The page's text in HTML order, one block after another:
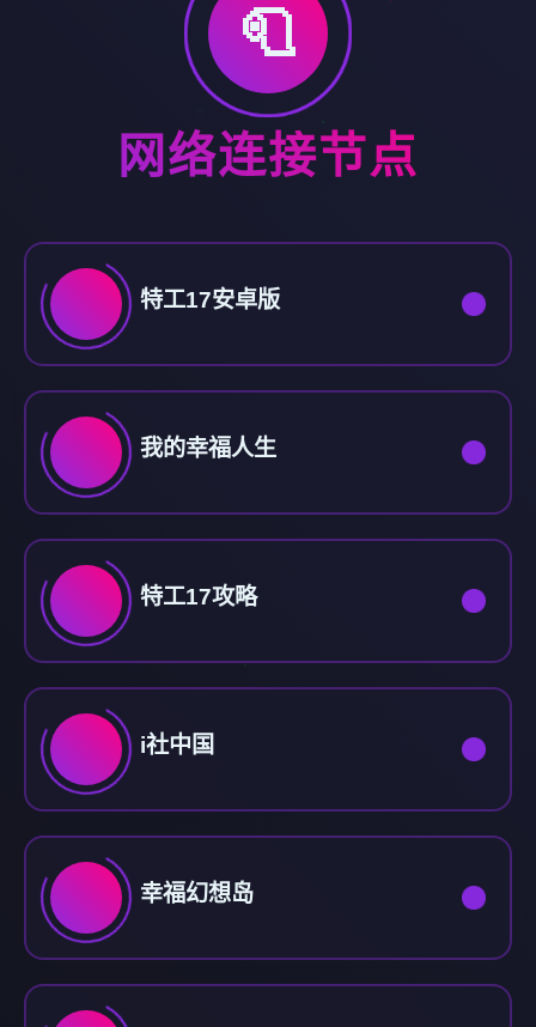
🧻
网络连接节点
特工17安卓版
我的幸福人生
特工17攻略
i社中国
幸福幻想岛